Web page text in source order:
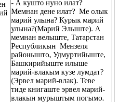
- А кушто нуно илат?
Мемнан дене илат? Ме олык
марий улына? Курык марий
улына?(Марий Элыште). А
мемнан велыште, Татарстан
Республикын Мензеля
районышто, Удмуртийыште,
Башкирийыште илыше
марий-влакым кузе лумдат?
(Эрвел марий-влак). Теве
тиде книгаште эрвел марий-
влакын мурыштым погымо.